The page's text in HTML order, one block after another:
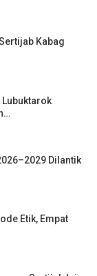
Kabag
Lubuktarok
Dilantik
Etik, Empat